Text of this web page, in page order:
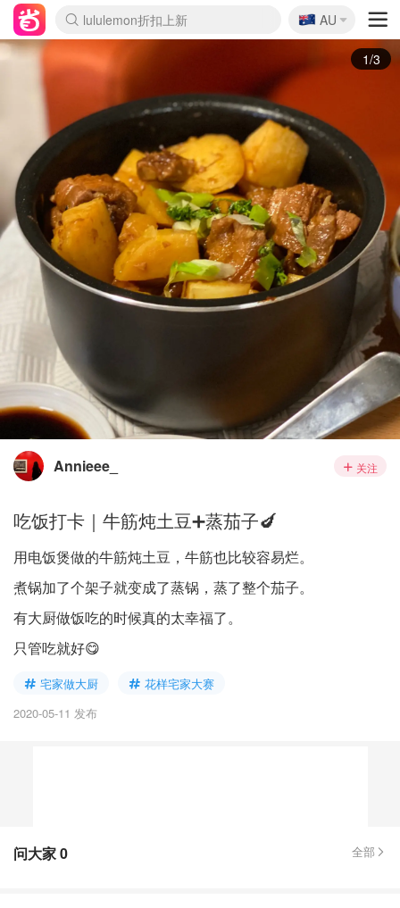
lululemon折扣上新
Sasa美妆护肤3.5折
SSENSE年中3折
FreshBeauty好价汇总
Cettire降价+叠9折
WWS Coles超市实拍
viagogo二手票捡漏
Myer超级周末1折
The Outnet奢牌1折起
David Jones 3折起
Flannels大牌1折
Perfumes Club护肤1折
AMIRO返校季6.2折
Amazon折扣汇总
eToro入金$200送$50
Amazon数码好物
ICONIC本周7.5折
ThedoubleF高奢地板价
Moose Knuckles 6折
丝芙兰5折起
EUFY官网3.7折起
Selenichast首饰2折
Trip机票酒店促销
YSL送5件彩妆礼
Amazon家居好物
Amazon美妆护肤
雅漾大喷$8
过敏原检测盒$33
伊索独家赠50ml沐浴露
科颜氏清仓3折
SEALIFE海洋馆门票6折
丝塔芙大白罐$16
订阅Newsletter送香薰
Cult Beauty 6.8折
Harrods圣诞日历2.3折
LN-CC奢牌私促3折
d'Alba空姐喷雾$16
EVE LOM套装逆天2折
Bernardelli独家4折
Adore Beauty 6折起
CT圣诞日历
Mytheresa奢品2.7折
Luxury Escapes 9折
Currentbody美容仪9折
MOON Garden Live
Roborock扫地机3.7折
Tingo Life水杯$24
Valentino官网5折
CR洗发护发6.3折
修丽可套装7.4折
Myer彩妆2件7折
GANNI官网4.5折
Stylevana韩妆4折
Tessabit高奢8.5折
OGX洗护4折
Amazon阿德莱德次日达
卡诗8.5折+赠礼
Philips Hue灯具8折
🇦🇺
AU
2/3
Annieee_ 关注
吃饭打卡｜牛筋炖土豆➕蒸茄子🍆
用电饭煲做的牛筋炖土豆，牛筋也比较容易烂。
煮锅加了个架子就变成了蒸锅，蒸了整个茄子。
有大厨做饭吃的时候真的太幸福了。
只管吃就好😋
宅家做大厨
花样宅家大赛
2020-05-11 发布
问大家0 全部